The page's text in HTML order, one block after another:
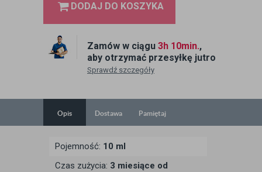
DODAJ DO KOSZYKA
Zamów w ciągu 3h 10min.,
aby otrzymać przesyłkę jutro
Sprawdź szczegóły
Opis Dostawa Pamiętaj
Pojemność: 10 ml
Czas zużycia: 3 miesiące od